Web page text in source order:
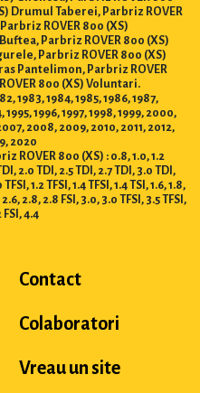
Drumul Taberei, Parbriz ROVER
ROVER 800 (XS)
Parbriz ROVER 800 (XS)
Parbriz ROVER 800 (XS)
Pantelimon, Parbriz ROVER
800 (XS) Voluntari.
1984, 1985, 1986, 1987,
1995, 1996, 1997, 1998, 1999, 2000,
2008, 2009, 2010, 2011, 2012,
2020
800 (XS) : 0.8, 1.0, 1.2
2.0 TDI, 2.5 TDI, 2.7 TDI, 3.0 TDI,
1.2 TFSI, 1.4 TFSI, 1.4 TSI, 1.6, 1.8,
2.8, 2.8 FSI, 3.0, 3.0 TFSI, 3.5 TFSI,
FSI, 4.4
Contact
Colaboratori
Vreau un site